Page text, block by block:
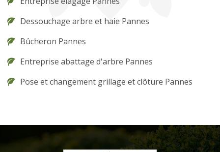
Dessouchage arbre et haie Pannes
Bûcheron Pannes
Entreprise abattage d'arbre Pannes
Pose et changement grillage et clôture Pannes